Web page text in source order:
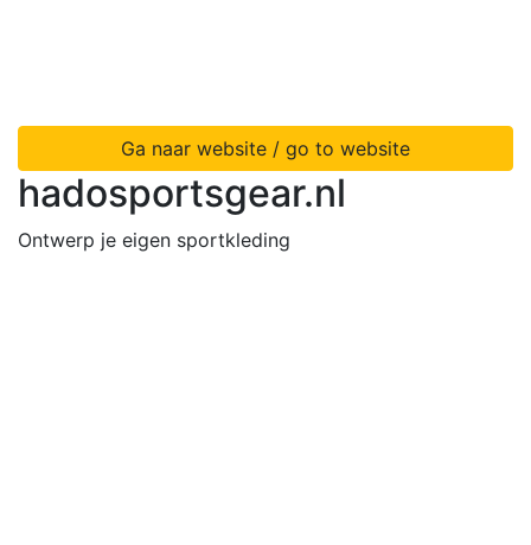
Ga naar website / go to website
hadosportsgear.nl
Ontwerp je eigen sportkleding